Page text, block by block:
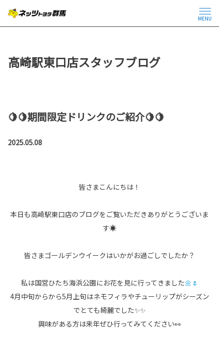
MENU
高崎駅東口店スタッフブログ
🍋🍋期間限定ドリンクのご紹介🍋🍋
2025.05.08
皆さまこんにちは！
本日も高崎駅東口店のブログをご覧いただきありがとうございま
す☀
皆さまゴールデンウイークはいかがお過ごしでしたか？
私は国営ひたち海浜公園にお花を見に行ってきました🌼🌷
4月中旬からから5月上旬はネモフィラやチューリップがシーズン
でとても綺麗でした✨✨
興味がある方は来年ぜひ行ってみてください👀